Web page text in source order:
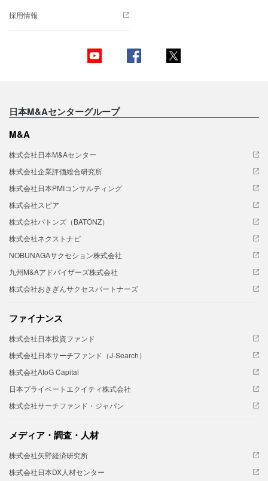
採用情報
日本M&Aセンターグループ
M&A
株式会社日本M&Aセンター
株式会社企業評価総合研究所
株式会社日本PMIコンサルティング
株式会社スピア
株式会社バトンズ（BATONZ）
株式会社ネクストナビ
NOBUNAGAサクセション株式会社
九州M&Aアドバイザーズ株式会社
株式会社おきぎんサクセスパートナーズ
ファイナンス
株式会社日本投資ファンド
株式会社日本サーチファンド（J-Search）
株式会社AtoG Capital
日本プライベートエクイティ株式会社
株式会社サーチファンド・ジャパン
メディア・調査・人材
株式会社矢野経済研究所
株式会社日本DX人材センター